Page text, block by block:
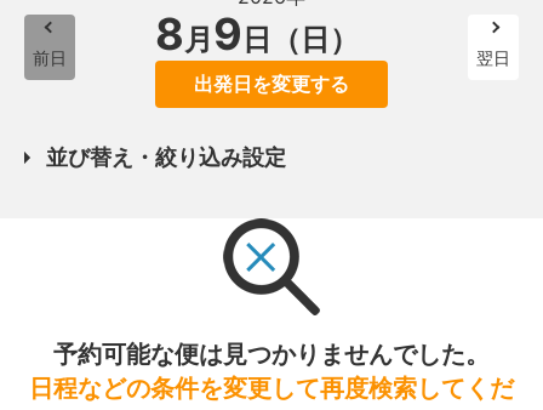
前日 8月 9 日（日）
出発日を変更する
翌日
並び替え・絞り込み設定
予約可能な便は見つかりませんでした。
日程などの条件を変更して再度検索してくだ